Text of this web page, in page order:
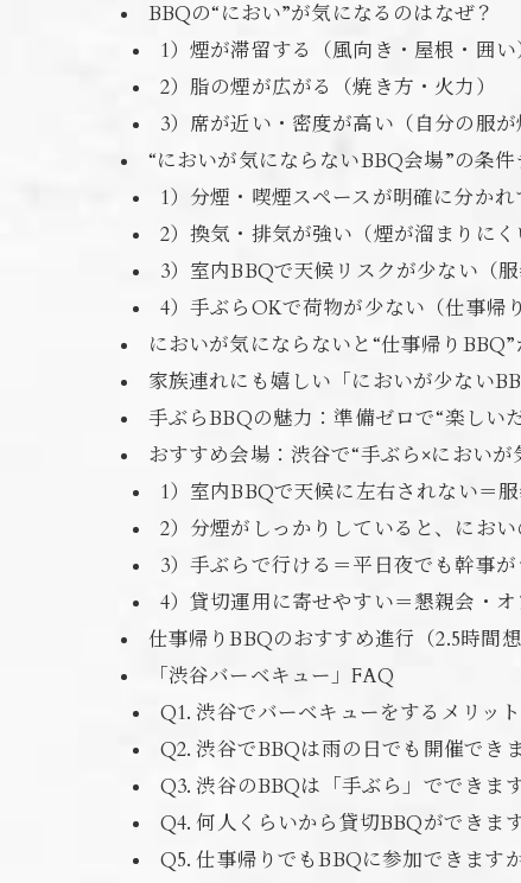
BBQの“におい”が気になるのはなぜ？
1）煙が滞留する（風向き・屋根・囲い
2）脂の煙が広がる（焼き方・火力）
3）席が近い・密度が高い（自分の服が
“においが気にならないBBQ会場”の条
1）分煙・喫煙スペースが明確に分かれ
2）換気・排気が強い（煙が溜まりにく
3）室内BBQで天候リスクが少ない（服
4）手ぶらOKで荷物が少ない（仕事帰
においが気にならないと“仕事帰りBBQ”
家族連れにも嬉しい「においが少ない
手ぶらBBQの魅力：準備ゼロで“楽しい
おすすめ会場：渋谷で“手ぶら×におい
1）室内BBQで天候に左右されない＝
2）分煙がしっかりしていると、にお
3）手ぶらで行ける＝平日夜でも幹事が
4）貸切運用に寄せやすい＝懇親会・
仕事帰りBBQのおすすめ進行（2.5時間想
「渋谷バーベキュー」FAQ
Q1. 渋谷でバーベキューをするメリッ
Q2. 渋谷でBBQは雨の日でも開催でき
Q3. 渋谷のBBQは「手ぶら」でできま
Q4. 何人くらいから貸切BBQができま
Q5. 仕事帰りでもBBQに参加できます